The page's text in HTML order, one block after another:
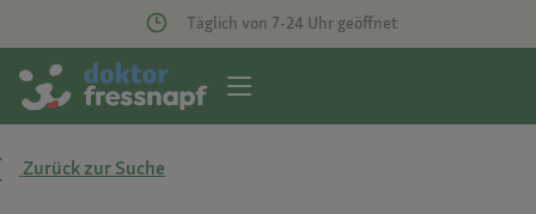
Täglich von 7-24 Uhr geöffnet
Zurück zur Suche